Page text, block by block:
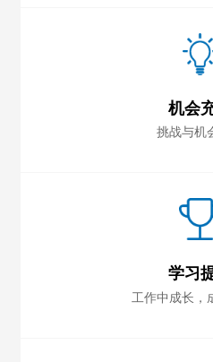
机会
挑战与机
学习
工作中成长，